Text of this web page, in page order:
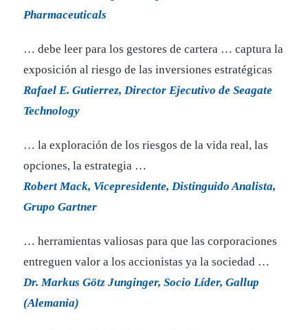
Pharmaceuticals
… debe leer para los gestores de cartera … captura la
exposición al riesgo de las inversiones estratégicas
Rafael E. Gutierrez, Director Ejecutivo de Seagate
Technology
… la exploración de los riesgos de la vida real, las
opciones, la estrategia …
Robert Mack, Vicepresidente, Distinguido Analista,
Grupo Gartner
… herramientas valiosas para que las corporaciones
entreguen valor a los accionistas ya la sociedad …
Dr. Markus Götz Junginger, Socio Líder, Gallup
(Alemania)